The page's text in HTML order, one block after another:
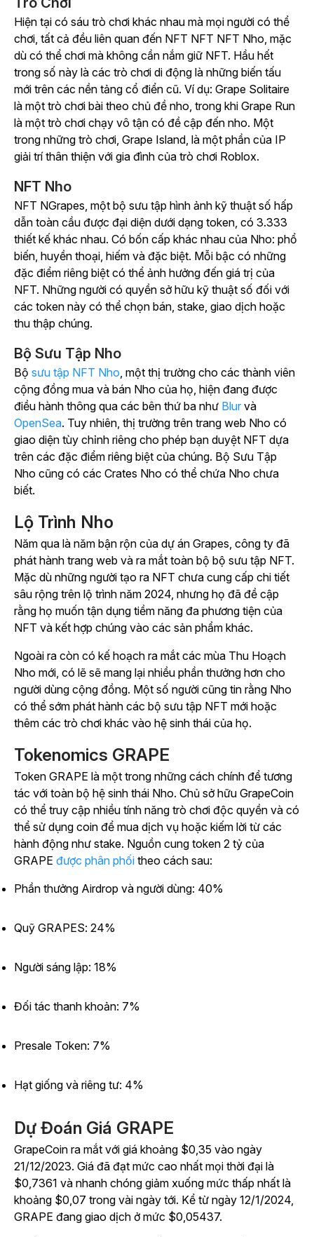
Hiện tại có sáu trò chơi khác nhau mà mọi người có thể
chơi, tất cả đều liên quan đến NFT NFT NFT Nho, mặc
dù có thể chơi mà không cần nắm giữ NFT. Hầu hết
trong số này là các trò chơi di động là những biến tấu
mới trên các nền tảng cổ điển cũ. Ví dụ: Grape Solitaire
là một trò chơi bài theo chủ đề nho, trong khi Grape Run
là một trò chơi chạy vô tận có đề cập đến nho. Một
trong những trò chơi, Grape Island, là một phần của IP
giải trí thân thiện với gia đình của trò chơi Roblox.
NFT Nho
NFT NGrapes, một bộ sưu tập hình ảnh kỹ thuật số hấp
dẫn toàn cầu được đại diện dưới dạng token, có 3.333
thiết kế khác nhau. Có bốn cấp khác nhau của Nho: phổ
biến, huyền thoại, hiếm và đặc biệt. Mỗi bậc có những
đặc điểm riêng biệt có thể ảnh hưởng đến giá trị của
NFT. Những người có quyền sở hữu kỹ thuật số đối với
các token này có thể chọn bán, stake, giao dịch hoặc
thu thập chúng.
Bộ Sưu Tập Nho
Bộ sưu tập NFT Nho, một thị trường cho các thành viên
cộng đồng mua và bán Nho của họ, hiện đang được
điều hành thông qua các bên thứ ba như Blur và
OpenSea. Tuy nhiên, thị trường trên trang web Nho có
giao diện tùy chỉnh riêng cho phép bạn duyệt NFT dựa
trên các đặc điểm riêng biệt của chúng. Bộ Sưu Tập
Nho cũng có các Crates Nho có thể chứa Nho chưa
biết.
Lộ Trình Nho
Năm qua là năm bận rộn của dự án Grapes, công ty đã
phát hành trang web và ra mắt toàn bộ bộ sưu tập NFT.
Mặc dù những người tạo ra NFT chưa cung cấp chi tiết
sâu rộng trên lộ trình năm 2024, nhưng họ đã đề cập
rằng họ muốn tận dụng tiềm năng đa phương tiện của
NFT và kết hợp chúng vào các sản phẩm khác.
Ngoài ra còn có kế hoạch ra mắt các mùa Thu Hoạch
Nho mới, có lẽ sẽ mang lại nhiều phần thưởng hơn cho
người dùng cộng đồng. Một số người cũng tin rằng Nho
có thể sớm phát hành các bộ sưu tập NFT mới hoặc
thêm các trò chơi khác vào hệ sinh thái của họ.
Tokenomics GRAPE
Token GRAPE là một trong những cách chính để tương
tác với toàn bộ hệ sinh thái Nho. Chủ sở hữu GrapeCoin
có thể truy cập nhiều tính năng trò chơi độc quyền và có
thể sử dụng coin để mua dịch vụ hoặc kiếm lời từ các
hành động như stake. Nguồn cung token 2 tỷ của
GRAPE được phân phối theo cách sau:
Phần thưởng Airdrop và người dùng: 40%
Quỹ GRAPES: 24%
Người sáng lập: 18%
Đối tác thanh khoản: 7%
Presale Token: 7%
Hạt giống và riêng tư: 4%
Dự Đoán Giá GRAPE
GrapeCoin ra mắt với giá khoảng $0,35 vào ngày
21/12/2023. Giá đã đạt mức cao nhất mọi thời đại là
$0,7361 và nhanh chóng giảm xuống mức thấp nhất là
khoảng $0,07 trong vài ngày tới. Kể từ ngày 12/1/2024,
GRAPE đang giao dịch ở mức $0,05437.